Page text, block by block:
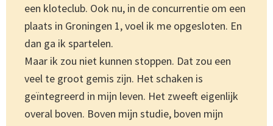
een kloteclub. Ook nu, in de concurrentie om een
plaats in Groningen 1, voel ik me opgesloten. En
dan ga ik spartelen.
Maar ik zou niet kunnen stoppen. Dat zou een
veel te groot gemis zijn. Het schaken is
geïntegreerd in mijn leven. Het zweeft eigenlijk
overal boven. Boven mijn studie, boven mijn